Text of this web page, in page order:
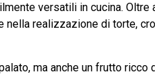
versatili in cucina.
realizzazione di torte,
ma anche un frutto